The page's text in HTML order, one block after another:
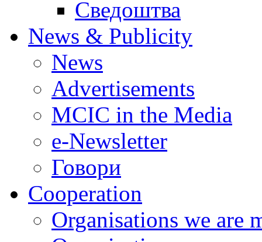
Сведоштва
News & Publicity
News
Advertisements
MCIC in the Media
e-Newsletter
Говори
Cooperation
Organisations we are